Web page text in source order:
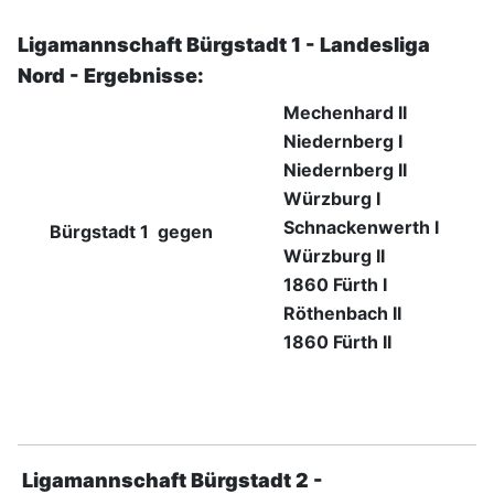
Ligamannschaft Bürgstadt 1 - Landesliga
Nord - Ergebnisse:
Bürgstadt 1 gegen
Mechenhard II
Niedernberg I
Niedernberg II
Würzburg I
Schnackenwerth I
Würzburg II
1860 Fürth I
Röthenbach II
1860 Fürth II
Ligamannschaft Bürgstadt 2 -